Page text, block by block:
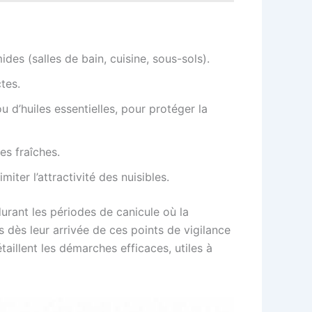
(salles de bain, cuisine, sous-sols).
d’huiles essentielles, pour protéger la
fraîches.
l’attractivité des nuisibles.
les périodes de canicule où la
dès leur arrivée de ces points de vigilance
les démarches efficaces, utiles à